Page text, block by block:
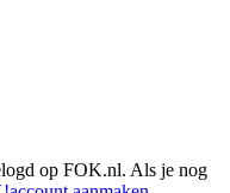
op FOK.nl. Als je nog